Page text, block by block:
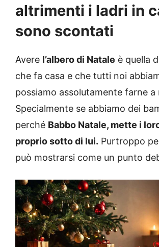
altrimenti i ladri in
sono scontati
Avere l’albero di Natale è quella
che fa casa e che tutti noi
possiamo assolutamente farne a
Specialmente se abbiamo dei
perché Babbo Natale, mette i
proprio sotto di lui. Purtroppo
può mostrarsi come un punto